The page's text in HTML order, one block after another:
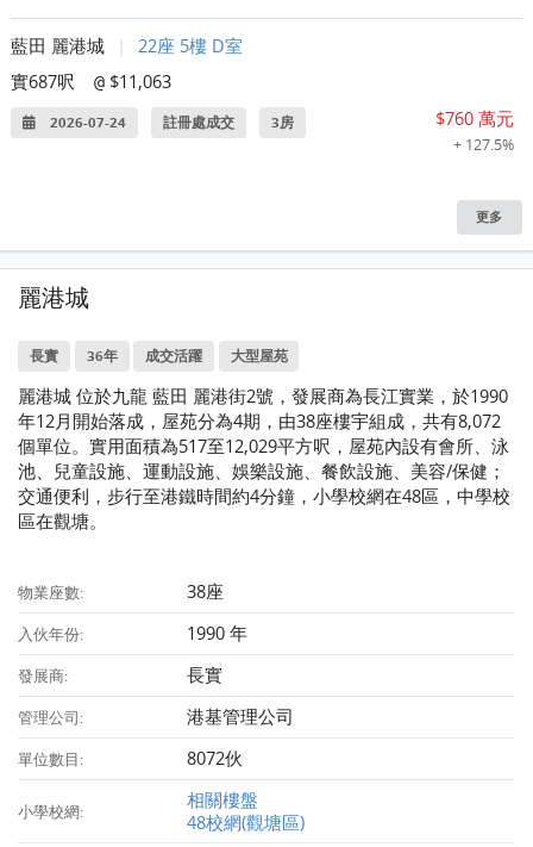
藍田 麗港城
22座 5樓 D室
實687呎
@ $11,063
2026-07-24 註冊處成交 3房 $760 萬元
+ 127.5%
更多
麗港城
長實 36年 成交活躍 大型屋苑
麗港城 位於九龍 藍田 麗港街2號，發展商為長江實業，於1990
年12月開始落成，屋苑分為4期，由38座樓宇組成，共有8,072
個單位。實用面積為517至12,029平方呎，屋苑內設有會所、泳
池、兒童設施、運動設施、娛樂設施、餐飲設施、美容/保健；
交通便利，步行至港鐵時間約4分鐘，小學校網在48區，中學校
區在觀塘。
物業座數: 38座
入伙年份: 1990 年
發展商: 長實
管理公司: 港基管理公司
單位數目: 8072伙
小學校網:
相關樓盤
48校網(觀塘區)